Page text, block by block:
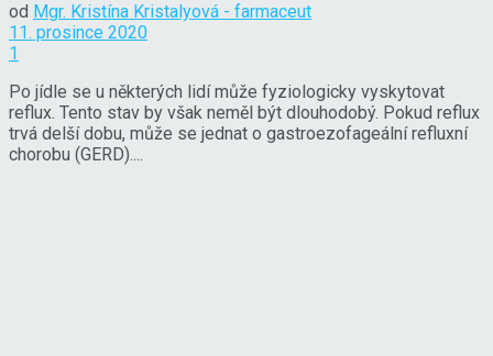
od Mgr. Kristína Kristalyová - farmaceut
11. prosince 2020
1
Po jídle se u některých lidí může fyziologicky vyskytovat
reflux. Tento stav by však neměl být dlouhodobý. Pokud reflux
trvá delší dobu, může se jednat o gastroezofageální refluxní
chorobu (GERD)....